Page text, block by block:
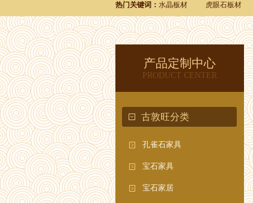
热门关键词： 水晶板材 虎眼石板材
产品定制中心
PRODUCT CENTER
古敦旺分类
孔雀石家具
宝石家具
宝石家居